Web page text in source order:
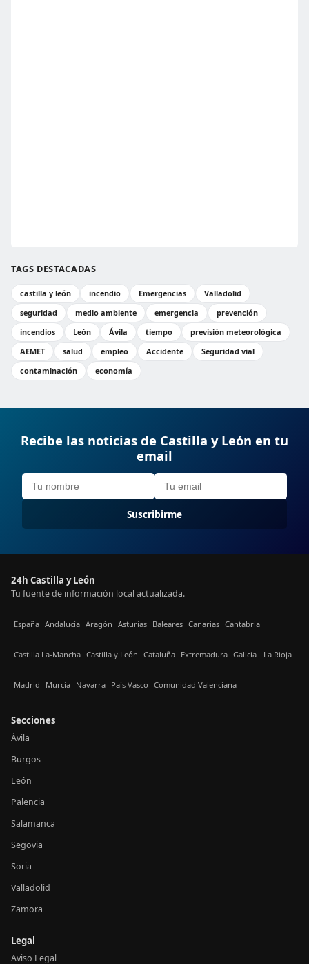
TAGS DESTACADAS
castilla y león incendio Emergencias
Valladolid
seguridad
medio ambiente emergencia
prevención
incendios
León Ávila tiempo
previsión meteorológica
AEMET
salud empleo Accidente
Seguridad vial
contaminación
economía
Recibe las noticias de Castilla y León en tu
email
Suscribirme
24h Castilla y León
Tu fuente de información local actualizada.
España Andalucía Aragón Asturias Baleares Canarias Cantabria
Castilla La-Mancha Castilla y León Cataluña Extremadura Galicia La Rioja
Madrid Murcia Navarra País Vasco Comunidad Valenciana
Secciones
Ávila
Burgos
León
Palencia
Salamanca
Segovia
Soria
Valladolid
Zamora
Legal
Aviso Legal